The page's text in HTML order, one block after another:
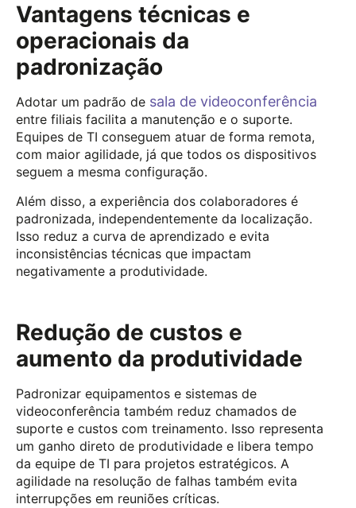
Vantagens técnicas e
operacionais da
padronização
Adotar um padrão de sala de videoconferência
entre filiais facilita a manutenção e o suporte.
Equipes de TI conseguem atuar de forma remota,
com maior agilidade, já que todos os dispositivos
seguem a mesma configuração.
Além disso, a experiência dos colaboradores é
padronizada, independentemente da localização.
Isso reduz a curva de aprendizado e evita
inconsistências técnicas que impactam
negativamente a produtividade.
Redução de custos e
aumento da produtividade
Padronizar equipamentos e sistemas de
videoconferência também reduz chamados de
suporte e custos com treinamento. Isso representa
um ganho direto de produtividade e libera tempo
da equipe de TI para projetos estratégicos. A
agilidade na resolução de falhas também evita
interrupções em reuniões críticas.